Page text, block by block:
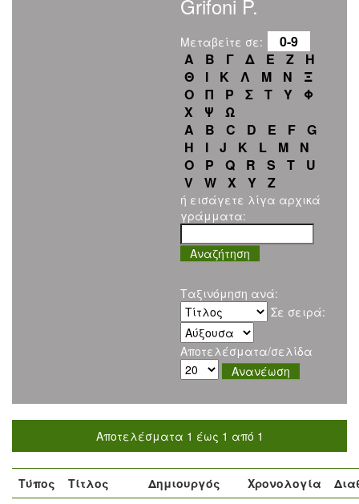
Grifoni P.
Μεταβείτε σε:
0-9
Α
Β Γ Δ Ε Ζ
Η
Θ
Ι Κ Λ Μ Ν
Ξ
Ο
Π Ρ Σ Τ Υ
Φ
Χ
Ψ
Ω
A
B C D E F
G
H
I J K L M
N
O
P Q R S T
U
V
W X Y Z
ή εισάγετε λίγα αρχικά
γράμματα:
Ταξινόμηση ανά:
Σε σειρά:
Αποτελέσματα/σελίδα
Αποτελέσματα 1 έως 1 από 1
Τύπος Τίτλος Δημιουργός Χρονολογία